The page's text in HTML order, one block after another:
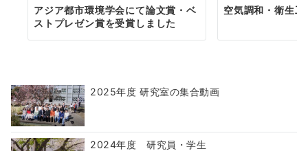
アジア都市環境学会にて論文賞・ベ
ストプレゼン賞を受賞しました
空気調和・衛生
2025年度 研究室の集合動画
2024年度 研究員・学生